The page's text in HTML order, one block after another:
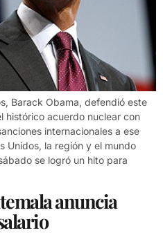
Barack Obama, defendió este
histórico acuerdo nuclear con
internacionales a ese
Unidos, la región y el mundo
se logró un hito para
anuncia